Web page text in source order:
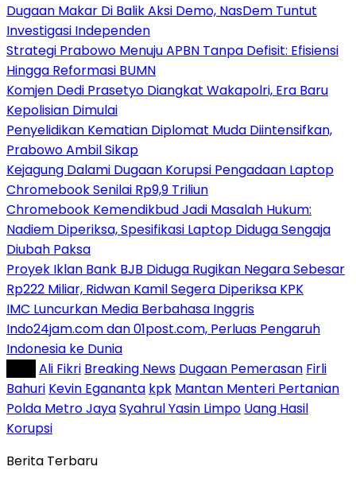
Dugaan Makar Di Balik Aksi Demo, NasDem Tuntut
Investigasi Independen
Strategi Prabowo Menuju APBN Tanpa Defisit: Efisiensi
Hingga Reformasi BUMN
Komjen Dedi Prasetyo Diangkat Wakapolri, Era Baru
Kepolisian Dimulai
Penyelidikan Kematian Diplomat Muda Diintensifkan,
Prabowo Ambil Sikap
Kejagung Dalami Dugaan Korupsi Pengadaan Laptop
Chromebook Senilai Rp9,9 Triliun
Chromebook Kemendikbud Jadi Masalah Hukum:
Nadiem Diperiksa, Spesifikasi Laptop Diduga Sengaja
Diubah Paksa
Proyek Iklan Bank BJB Diduga Rugikan Negara Sebesar
Rp222 Miliar, Ridwan Kamil Segera Diperiksa KPK
IMC Luncurkan Media Berbahasa Inggris
Indo24jam.com dan 01post.com, Perluas Pengaruh
Indonesia ke Dunia
Ali Fikri Breaking News Dugaan Pemerasan Firli
Bahuri Kevin Egananta kpk Mantan Menteri Pertanian
Polda Metro JayaSyahrul Yasin Limpo Uang Hasil
Korupsi
Berita Terbaru